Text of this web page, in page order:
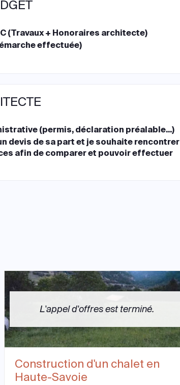
(Travaux + Honoraires architecte)
effectuée)
(permis, déclaration préalable...)
devis de sa part et je souhaite rencontrer
afin de comparer et pouvoir effectuer
L'appel d'offres est terminé.
Construction d'un chalet en
Haute-Savoie